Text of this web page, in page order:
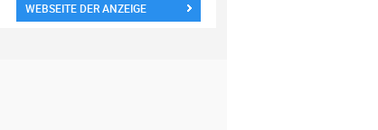
WEBSEITE DER ANZEIGE